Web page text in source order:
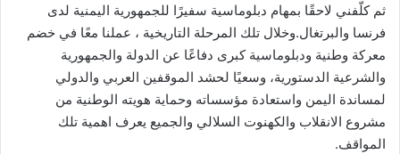
ثم كلّفني لاحقًا بمهام دبلوماسية سفيرًا للجمهورية اليمنية لدى
فرنسا والبرتغال.وخلال تلك المرحلة التاريخية ، عملنا معًا في خضم
معركة وطنية ودبلوماسية كبرى دفاعًا عن الدولة والجمهورية
والشرعية الدستورية، وسعيًا لحشد الموقفين العربي والدولي
لمساندة اليمن واستعادة مؤسساته وحماية هويته الوطنية من
مشروع الانقلاب والكهنوت السلالي والجميع يعرف اهمية تلك
المواقف.